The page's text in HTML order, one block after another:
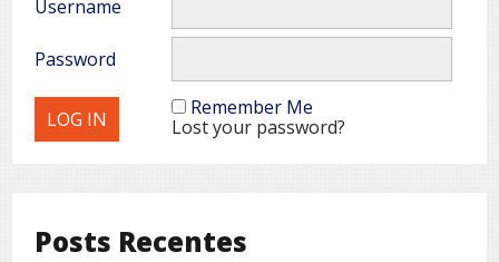
Username
Password
Remember Me
Lost your password?
Posts Recentes